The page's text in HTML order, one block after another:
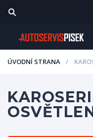
ÚVODNÍ STRANA